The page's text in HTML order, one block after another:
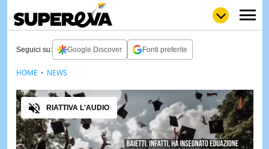
LOLGULP
LOVENEWS
STORIE
VIDEO
Seguici su: Google Discover Fonti preferite
Audio
RIATTIVA L'AUDIO
HOME NEWS